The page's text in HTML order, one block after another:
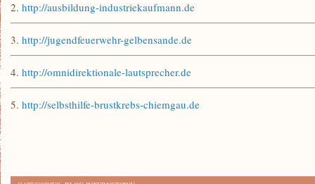
2. http://ausbildung-industriekaufmann.de
3. http://jugendfeuerwehr-gelbensande.de
4. http://omnidirektionale-lautsprecher.de
5. http://selbsthilfe-brustkrebs-chiemgau.de